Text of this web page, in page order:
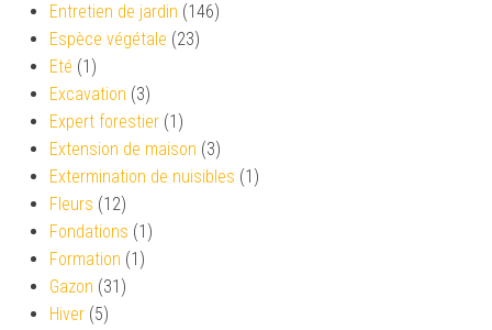
Entretien de jardin (146)
Espèce végétale (23)
Eté (1)
Excavation (3)
Expert forestier (1)
Extension de maison (3)
Extermination de nuisibles (1)
Fleurs (12)
Fondations (1)
Formation (1)
Gazon (31)
Hiver (5)